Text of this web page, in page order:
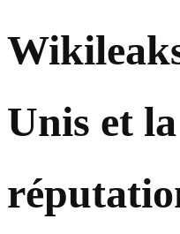
Unis et